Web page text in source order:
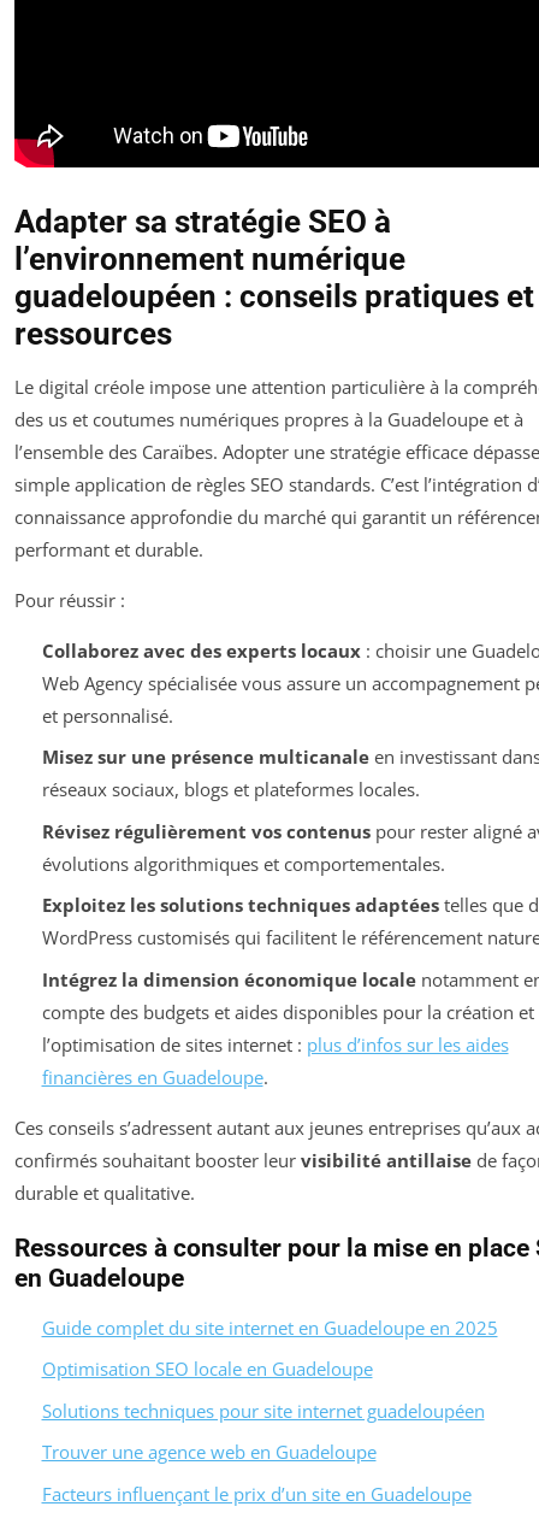
Adapter sa stratégie SEO à
l’environnement numérique
guadeloupéen : conseils pratiques et
ressources
Le digital créole impose une attention particulière à la
des us et coutumes numériques propres à la Guadeloupe et à
l’ensemble des Caraïbes. Adopter une stratégie efficace
simple application de règles SEO standards. C’est l’intégration
connaissance approfondie du marché qui garantit un
performant et durable.
Pour réussir :
Collaborez avec des experts locaux: choisir une
Web Agency spécialisée vous assure un accompagnement
et personnalisé.
Misez sur une présence multicanaleen investissant
réseaux sociaux, blogs et plateformes locales.
Révisez régulièrement vos contenuspour rester aligné
évolutions algorithmiques et comportementales.
Exploitez les solutions techniques adaptéestelles que
WordPress customisés qui facilitent le référencement
Intégrez la dimension économique localenotamment
compte des budgets et aides disponibles pour la création et
l’optimisation de sites internet : plus d’infos sur les aides
financières en Guadeloupe.
Ces conseils s’adressent autant aux jeunes entreprises qu’aux
confirmés souhaitant booster leur visibilité antillaise de
durable et qualitative.
Ressources à consulter pour la mise en place
en Guadeloupe
Guide complet du site internet en Guadeloupe en 2025
Optimisation SEO locale en Guadeloupe
Solutions techniques pour site internet guadeloupéen
Trouver une agence web en Guadeloupe
Facteurs influençant le prix d’un site en Guadeloupe